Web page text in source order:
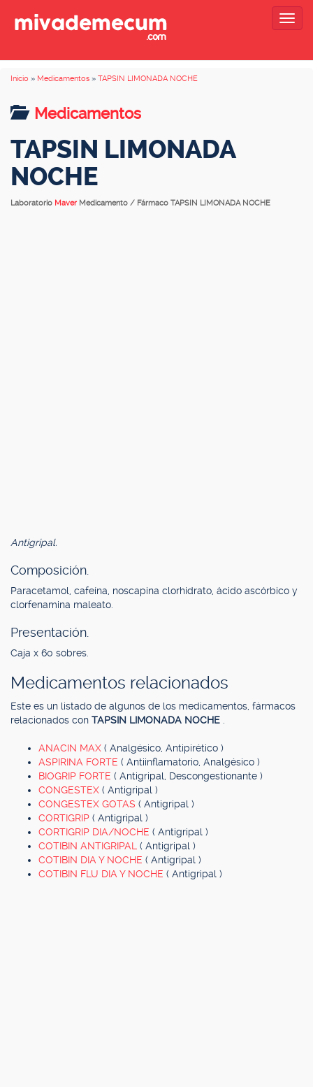
Inicio » Medicamentos » TAPSIN LIMONADA NOCHE
Medicamentos
TAPSIN LIMONADA
NOCHE
Laboratorio Maver Medicamento / Fármaco TAPSIN LIMONADA NOCHE
Antigripal.
Composición.
Paracetamol, cafeína, noscapina clorhidrato, ácido ascórbico y
clorfenamina maleato.
Presentación.
Caja x 60 sobres.
Medicamentos relacionados
Este es un listado de algunos de los medicamentos, fármacos
relacionados con TAPSIN LIMONADA NOCHE
ANACIN MAX ( Analgésico, Antipirético )
ASPIRINA FORTE ( Antiinflamatorio, Analgésico )
BIOGRIP FORTE ( Antigripal, Descongestionante )
CONGESTEX ( Antigripal )
CONGESTEX GOTAS ( Antigripal )
CORTIGRIP ( Antigripal )
CORTIGRIP DIA/NOCHE ( Antigripal )
COTIBIN ANTIGRIPAL ( Antigripal )
COTIBIN DIA Y NOCHE ( Antigripal )
COTIBIN FLU DIA Y NOCHE ( Antigripal )